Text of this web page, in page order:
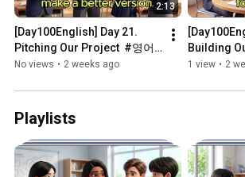
2:13
[Day100English] Day 21.
Pitching Our Project  #영어
회화 #국제교류 #팀프로젝트
No views • 2 weeks ago
Building
영어회화 #
회화
1 view • 2
Playlists